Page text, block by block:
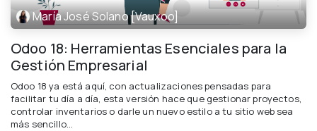
María José Solano [Vauxoo]
Odoo 18: Herramientas Esenciales para la
Gestión Empresarial
Odoo 18 ya está aquí, con actualizaciones pensadas para
facilitar tu día a día, esta versión hace que gestionar proyectos,
controlar inventarios o darle un nuevo estilo a tu sitio web sea
más sencillo...